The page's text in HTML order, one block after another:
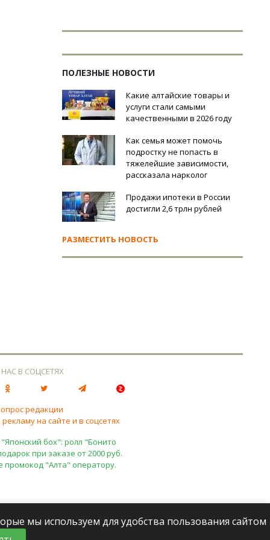
ПОЛЕЗНЫЕ НОВОСТИ
Какие алтайские товары и
услуги стали самыми
качественными в 2026 году
Как семья может помочь
подростку не попасть в
тяжелейшие зависимости,
рассказала нарколог
Продажи ипотеки в России
достигли 2,6 трлн рублей
РАЗМЕСТИТЬ НОВОСТЬ
В СОЦСЕТЯХ
редакции
на сайте и в соцсетях
бох": ролл "Бонито
при заказе от 2000 руб.
промокод "Алта" оператору.
мы используем для удобства пользования сайтом